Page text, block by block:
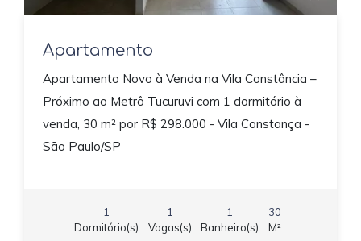
Apartamento
Apartamento Novo à Venda na Vila Constância –
Próximo ao Metrô Tucuruvi com 1 dormitório à
venda, 30 m² por R$ 298.000 - Vila Constança -
São Paulo/SP
1
Dormitório(s)
1
Vagas(s)
1
Banheiro(s)
30
M²